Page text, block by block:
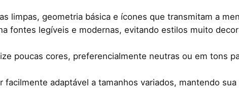
limpas, geometria básica e ícones que transmitam a
fontes legíveis e modernas, evitando estilos muito
poucas cores, preferencialmente neutras ou em tons
facilmente adaptável a tamanhos variados, mantendo